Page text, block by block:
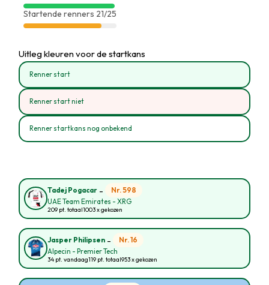
Startende renners 21/25
Uitleg kleuren voor de startkans
Renner start
Renner start niet
Renner startkans nog onbekend
Tadej Pogacar - Nr. 598
UAE Team Emirates - XRG
209 pt. totaal1003 x gekozen
Jasper Philipsen - Nr. 16
Alpecin - Premier Tech
34 pt. vandaag119 pt. totaal953 x gekozen